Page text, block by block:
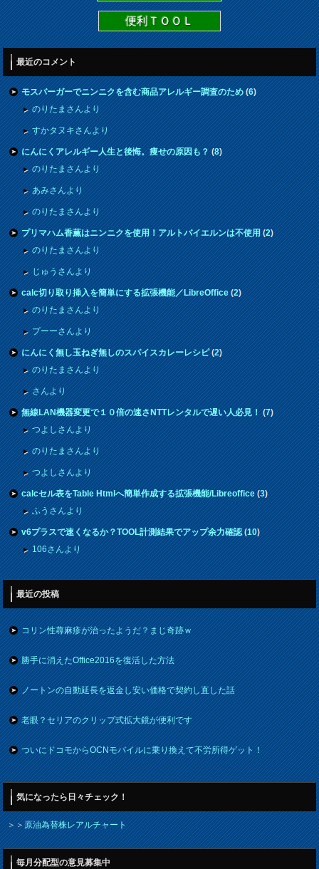
便利ＴＯＯＬ
最近のコメント
モスバーガーでニンニクを含む商品アレルギー調査のため(6)
のりたまさんより
すかタヌキさんより
にんにくアレルギー人生と後悔。痩せの原因も？(8)
のりたまさんより
あみさんより
のりたまさんより
プリマハム香薫はニンニクを使用！アルトバイエルンは不使用(2)
のりたまさんより
じゅうさんより
calc切り取り挿入を簡単にする拡張機能／LibreOffice(2)
のりたまさんより
プーーさんより
にんにく無し玉ねぎ無しのスパイスカレーレシピ(2)
のりたまさんより
さんより
無線LAN機器変更で１０倍の速さNTTレンタルで遅い人必見！(7)
つよしさんより
のりたまさんより
つよしさんより
calcセル表をTable Htmlへ簡単作成する拡張機能/Libreoffice(3)
ふうさんより
v6プラスで速くなるか？TOOL計測結果でアップ余力確認(10)
106さんより
最近の投稿
コリン性蕁麻疹が治ったようだ？まじ奇跡ｗ
勝手に消えたOffice2016を復活した方法
ノートンの自動延長を返金し安い価格で契約し直した話
老眼？セリアのクリップ式拡大鏡が便利です
ついにドコモからOCNモバイルに乗り換えて不労所得ゲット！
気になったら日々チェック！
＞＞原油為替株レアルチャート
毎月分配型の意見募集中